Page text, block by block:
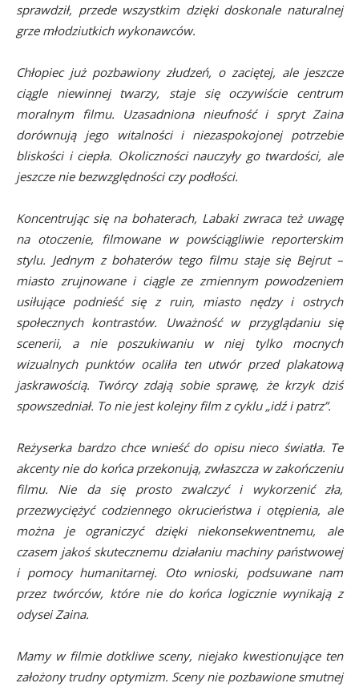
sprawdził, przede wszystkim dzięki doskonale naturalnej
grze młodziutkich wykonawców.
Chłopiec już pozbawiony złudzeń, o zaciętej, ale jeszcze
ciągle niewinnej twarzy, staje się oczywiście centrum
moralnym filmu. Uzasadniona nieufność i spryt Zaina
dorównują jego witalności i niezaspokojonej potrzebie
bliskości i ciepła. Okoliczności nauczyły go twardości, ale
jeszcze nie bezwzględności czy podłości.
Koncentrując się na bohaterach, Labaki zwraca też uwagę
na otoczenie, filmowane w powściągliwie reporterskim
stylu. Jednym z bohaterów tego filmu staje się Bejrut –
miasto zrujnowane i ciągle ze zmiennym powodzeniem
usiłujące podnieść się z ruin, miasto nędzy i ostrych
społecznych kontrastów. Uważność w przyglądaniu się
scenerii, a nie poszukiwaniu w niej tylko mocnych
wizualnych punktów ocaliła ten utwór przed plakatową
jaskrawością. Twórcy zdają sobie sprawę, że krzyk dziś
spowszedniał. To nie jest kolejny film z cyklu „idź i patrz”.
Reżyserka bardzo chce wnieść do opisu nieco światła. Te
akcenty nie do końca przekonują, zwłaszcza w zakończeniu
filmu. Nie da się prosto zwalczyć i wykorzenić zła,
przezwyciężyć codziennego okrucieństwa i otępienia, ale
można je ograniczyć dzięki niekonsekwentnemu, ale
czasem jakoś skutecznemu działaniu machiny państwowej
i pomocy humanitarnej. Oto wnioski, podsuwane nam
przez twórców, które nie do końca logicznie wynikają z
odysei Zaina.
Mamy w filmie dotkliwe sceny, niejako kwestionujące ten
założony trudny optymizm. Sceny nie pozbawione smutnej